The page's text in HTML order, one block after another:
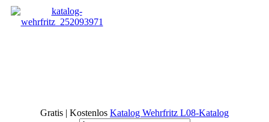
Gratis | Kostenlos Katalog Wehrfritz L08-Katalog